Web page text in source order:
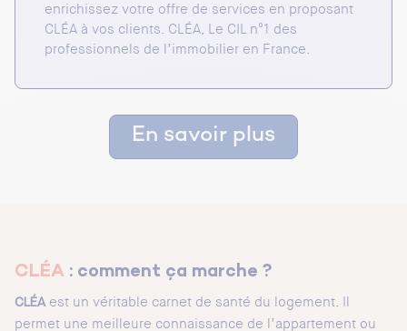
enrichissez votre offre de services en proposant
CLÉA à vos clients. CLÉA, Le CIL n°1 des
professionnels de l’immobilier en France.
En savoir plus
CLÉA : comment ça marche ?
CLÉAest un véritable carnet de santé du logement. Il
permet une meilleure connaissance de l’appartement ou